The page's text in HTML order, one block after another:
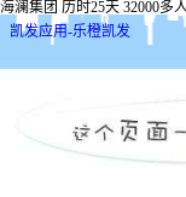
海澜集团 历时25天 32000多
凯发应用-乐橙凯发